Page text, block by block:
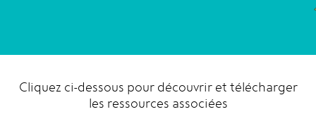
Cliquez ci-dessous pour découvrir et télécharger
les ressources associées